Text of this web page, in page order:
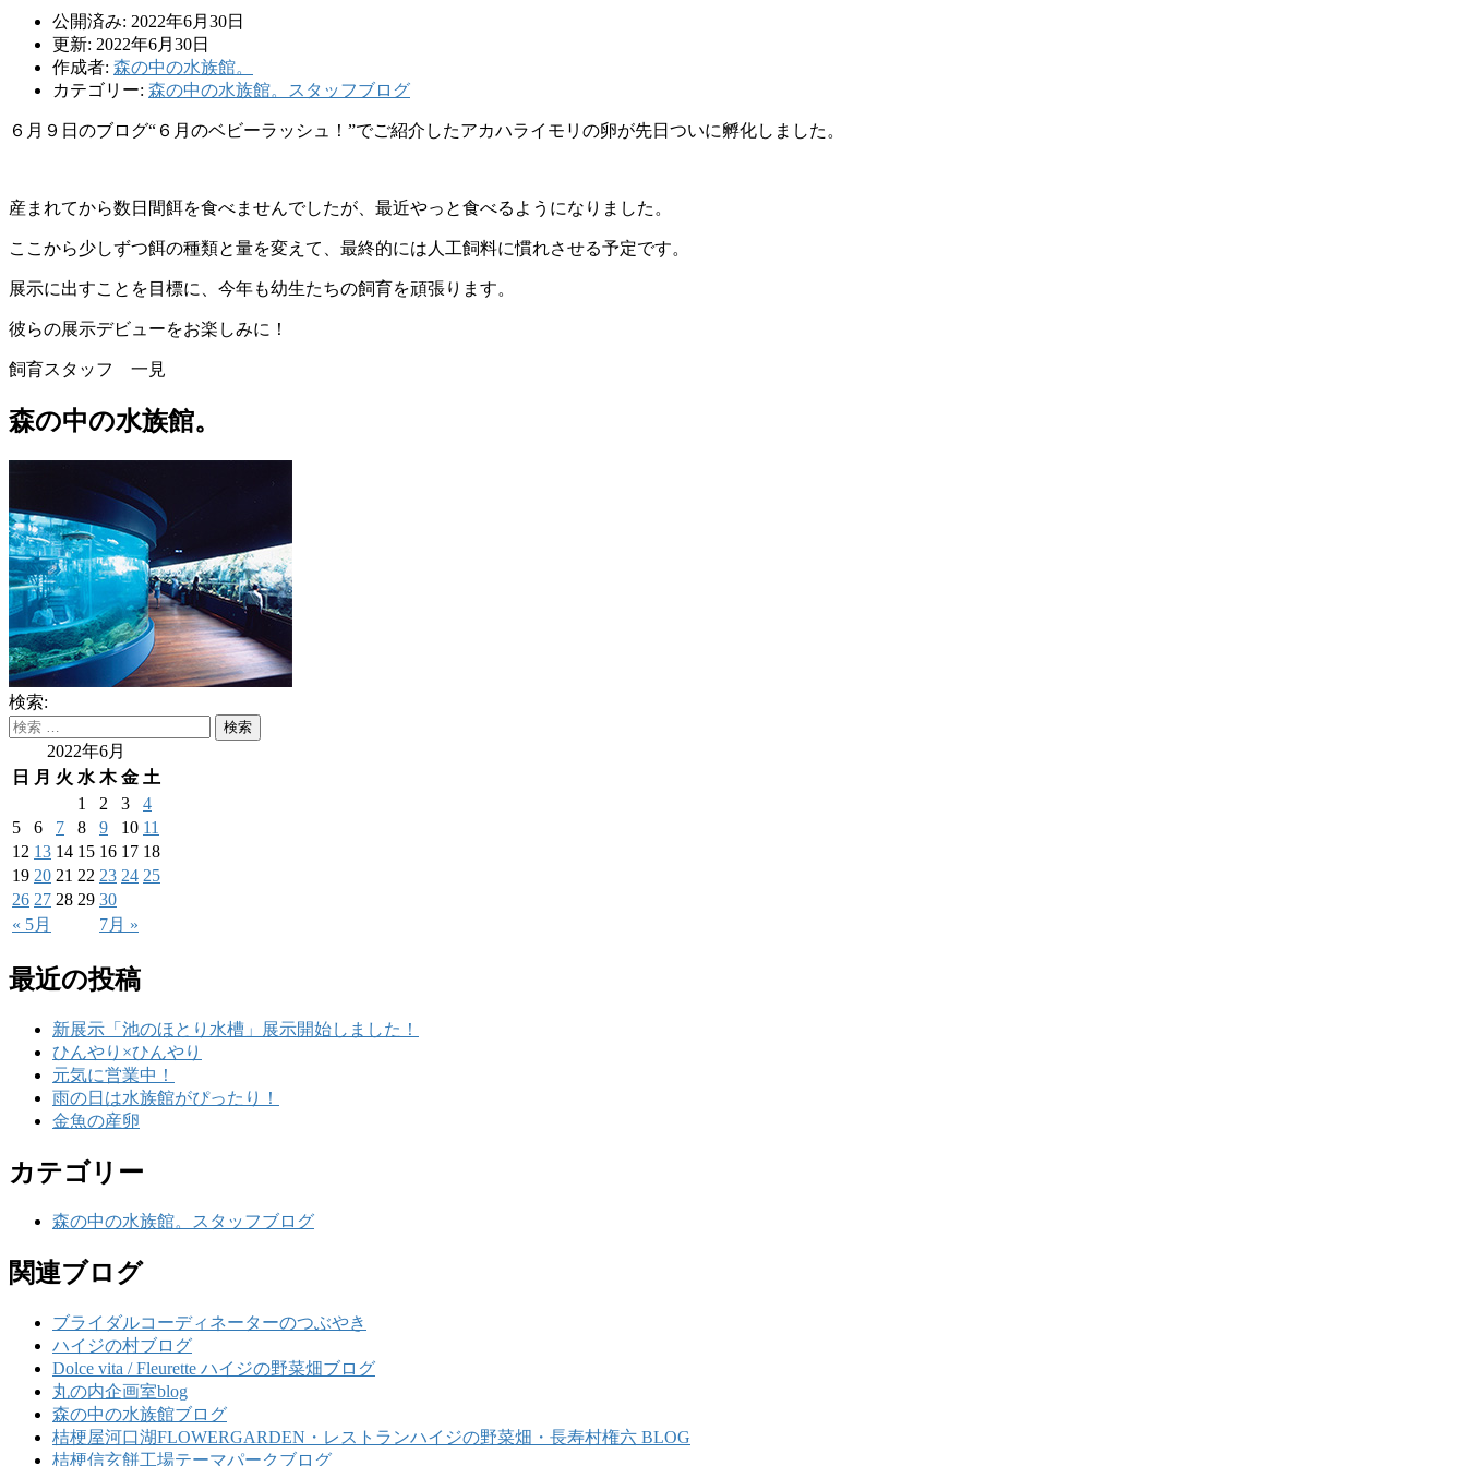
公開済み: 2022年6月30日
更新: 2022年6月30日
作成者: 森の中の水族館。
カテゴリー: 森の中の水族館。スタッフブログ
６月９日のブログ“６月のベビーラッシュ！”でご紹介したアカハライモリの卵が先日ついに孵化しました。
産まれてから数日間餌を食べませんでしたが、最近やっと食べるようになりました。
ここから少しずつ餌の種類と量を変えて、最終的には人工飼料に慣れさせる予定です。
展示に出すことを目標に、今年も幼生たちの飼育を頑張ります。
彼らの展示デビューをお楽しみに！
飼育スタッフ 一見
森の中の水族館。
検索:
2022年6月
日
月 火 水 木 金 土
« 5月 7月 »
1 2 3
4
5
6 7 8 9 10 11
12 13 14 15 16 17 18
19 20 21 22 23 24 25
26 27 28 29 30
最近の投稿
新展示「池のほとり水槽」展示開始しました！
ひんやり×ひんやり
元気に営業中！
雨の日は水族館がぴったり！
金魚の産卵
カテゴリー
森の中の水族館。スタッフブログ
関連ブログ
ブライダルコーディネーターのつぶやき
ハイジの村ブログ
Dolce vita / Fleurette ハイジの野菜畑ブログ
丸の内企画室blog
森の中の水族館ブログ
桔梗屋河口湖FLOWERGARDEN・レストランハイジの野菜畑・長寿村権六 BLOG
桔梗信玄餅工場テーマパークブログ